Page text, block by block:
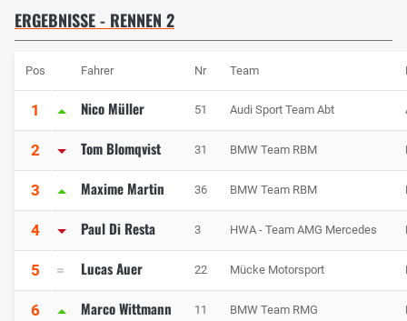
ERGEBNISSE - RENNEN 2
Pos Fahrer Nr Team
1 Nico Müller 51 Audi Sport Team Abt
2 Tom Blomqvist 31 BMW Team RBM
3 Maxime Martin 36 BMW Team RBM
4 Paul Di Resta 3 HWA - Team AMG Mercedes
5 Lucas Auer 22 Mücke Motorsport
6 Marco Wittmann 11 BMW Team RMG